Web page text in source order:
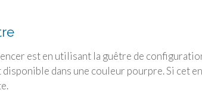
est en utilisant la guêtre de
dans une couleur pourpre. Si cet